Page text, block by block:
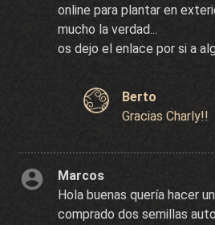
online para plantar en
mucho la verdad...
os dejo el enlace por si a
Berto
Gracias Charly!!
Marcos
Hola buenas quería hacer
comprado dos semillas